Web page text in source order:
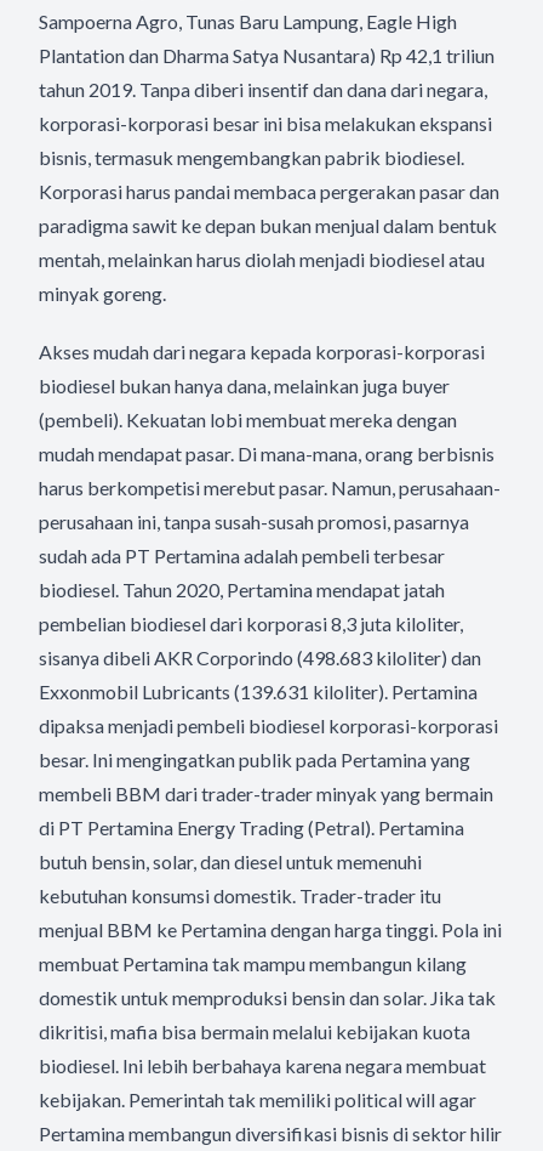
Sampoerna Agro, Tunas Baru Lampung, Eagle High
Plantation dan Dharma Satya Nusantara) Rp 42,1 triliun
tahun 2019. Tanpa diberi insentif dan dana dari negara,
korporasi-korporasi besar ini bisa melakukan ekspansi
bisnis, termasuk mengembangkan pabrik biodiesel.
Korporasi harus pandai membaca pergerakan pasar dan
paradigma sawit ke depan bukan menjual dalam bentuk
mentah, melainkan harus diolah menjadi biodiesel atau
minyak goreng.
Akses mudah dari negara kepada korporasi-korporasi
biodiesel bukan hanya dana, melainkan juga buyer
(pembeli). Kekuatan lobi membuat mereka dengan
mudah mendapat pasar. Di mana-mana, orang berbisnis
harus berkompetisi merebut pasar. Namun, perusahaan-
perusahaan ini, tanpa susah-susah promosi, pasarnya
sudah ada PT Pertamina adalah pembeli terbesar
biodiesel. Tahun 2020, Pertamina mendapat jatah
pembelian biodiesel dari korporasi 8,3 juta kiloliter,
sisanya dibeli AKR Corporindo (498.683 kiloliter) dan
Exxonmobil Lubricants (139.631 kiloliter). Pertamina
dipaksa menjadi pembeli biodiesel korporasi-korporasi
besar. Ini mengingatkan publik pada Pertamina yang
membeli BBM dari trader-trader minyak yang bermain
di PT Pertamina Energy Trading (Petral). Pertamina
butuh bensin, solar, dan diesel untuk memenuhi
kebutuhan konsumsi domestik. Trader-trader itu
menjual BBM ke Pertamina dengan harga tinggi. Pola ini
membuat Pertamina tak mampu membangun kilang
domestik untuk memproduksi bensin dan solar. Jika tak
dikritisi, mafia bisa bermain melalui kebijakan kuota
biodiesel. Ini lebih berbahaya karena negara membuat
kebijakan. Pemerintah tak memiliki political will agar
Pertamina membangun diversifikasi bisnis di sektor hilir